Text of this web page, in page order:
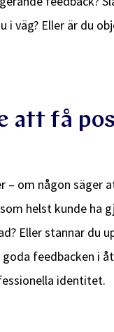
i väg? Eller är du
att få
– om någon
helst kunde
Eller stannar du
feedbacken i
identitet.